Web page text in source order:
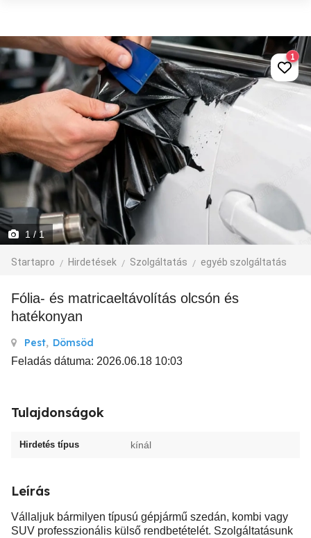
1/ 1
Startapro Hirdetések Szolgáltatás egyéb szolgáltatás
1
Fólia- és matricaeltávolítás olcsón és
hatékonyan
Pest, Dömsöd
Feladás dátuma: 2026.06.18 10:03
Tulajdonságok
Hirdetés típus kínál
Leírás
Vállaljuk bármilyen típusú gépjármű szedán, kombi vagy
SUV professzionális külső rendbetételét. Szolgáltatásunk